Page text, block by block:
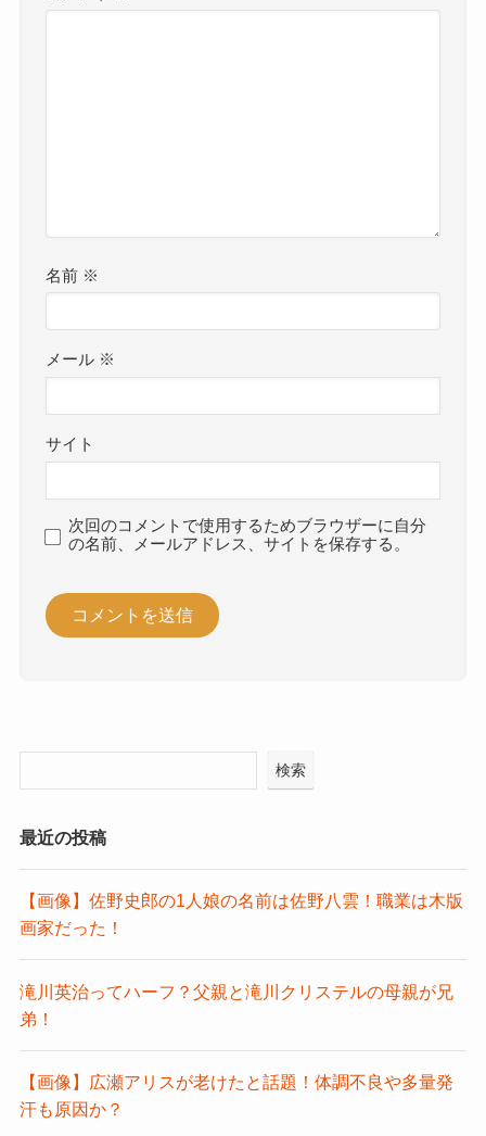
名前 ※
メール ※
サイト
次回のコメントで使用するためブラウザーに自分
の名前、メールアドレス、サイトを保存する。
検索
最近の投稿
【画像】佐野史郎の1人娘の名前は佐野八雲！職業は木版
画家だった！
滝川英治ってハーフ？父親と滝川クリステルの母親が兄
弟！
【画像】広瀬アリスが老けたと話題！体調不良や多量発
汗も原因か？